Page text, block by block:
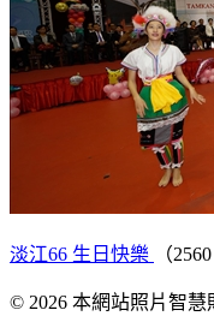
淡江66 生日快樂 （
© 2026 本網站照片智